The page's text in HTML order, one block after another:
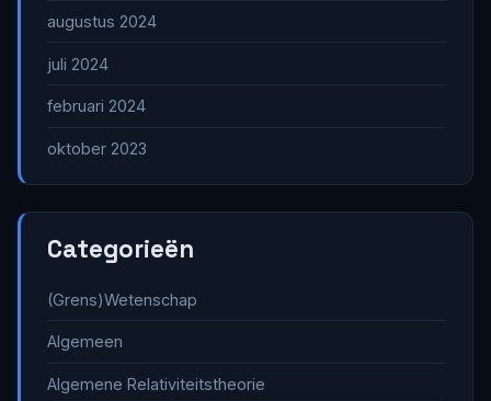
augustus 2024
juli 2024
februari 2024
oktober 2023
Categorieën
(Grens)Wetenschap
Algemeen
Algemene Relativiteitstheorie